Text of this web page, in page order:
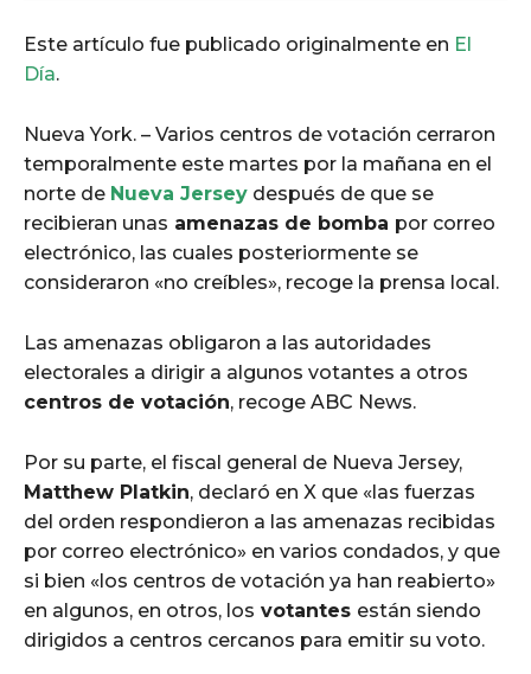
Este artículo fue publicado originalmente en El
Día.
Nueva York. – Varios centros de votación cerraron
temporalmente este martes por la mañana en el
norte de Nueva Jersey después de que se
recibieran unas amenazas de bomba por correo
electrónico, las cuales posteriormente se
consideraron «no creíbles», recoge la prensa local.
Las amenazas obligaron a las autoridades
electorales a dirigir a algunos votantes a otros
centros de votación, recoge ABC News.
Por su parte, el fiscal general de Nueva Jersey,
Matthew Platkin, declaró en X que «las fuerzas
del orden respondieron a las amenazas recibidas
por correo electrónico» en varios condados, y que
si bien «los centros de votación ya han reabierto»
en algunos, en otros, los votantes están siendo
dirigidos a centros cercanos para emitir su voto.